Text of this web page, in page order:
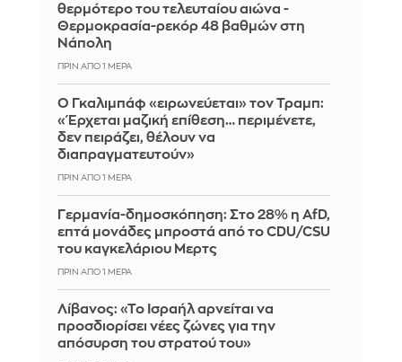
θερμότερο του τελευταίου αιώνα -
Θερμοκρασία-ρεκόρ 48 βαθμών στη
Νάπολη
ΠΡΙΝ ΑΠΌ 1 ΜΈΡΑ
Ο Γκαλιμπάφ «ειρωνεύεται» τον Τραμπ:
«Έρχεται μαζική επίθεση… περιμένετε,
δεν πειράζει, θέλουν να
διαπραγματευτούν»
ΠΡΙΝ ΑΠΌ 1 ΜΈΡΑ
Γερμανία-δημοσκόπηση: Στο 28% η AfD,
επτά μονάδες μπροστά από το CDU/CSU
του καγκελάριου Μερτς
ΠΡΙΝ ΑΠΌ 1 ΜΈΡΑ
Λίβανος: «Το Ισραήλ αρνείται να
προσδιορίσει νέες ζώνες για την
απόσυρση του στρατού του»